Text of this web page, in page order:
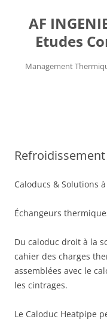
AF
Etudes
Management
Caloducs & Solutions
Échangeurs
Du caloduc droit à la
cahier des charges
assemblées avec le
les cintrages.
Le Caloduc Heatpipe